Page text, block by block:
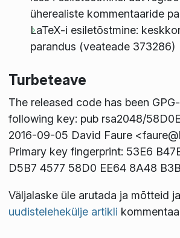
üherealiste kommentaaride
LaTeX-i esiletõstmine:
parandus (veateade 373286)
Turbeteave
The released code has been
following key: pub rsa2048/
2016-09-05 David Faure
Primary key fingerprint: 53E6
D5B7 4577 58D0 EE64 8A48
Väljalaske üle arutada ja mõtteid
uudistelehekülje artikli